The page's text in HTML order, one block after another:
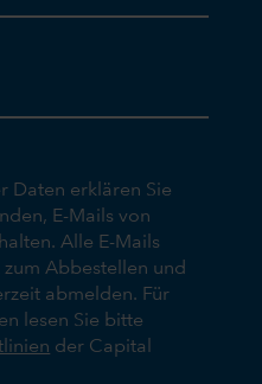
Daten erklären Sie
E-Mails von
Alle E-Mails
Abbestellen und
abmelden. Für
lesen Sie bitte
der Capital